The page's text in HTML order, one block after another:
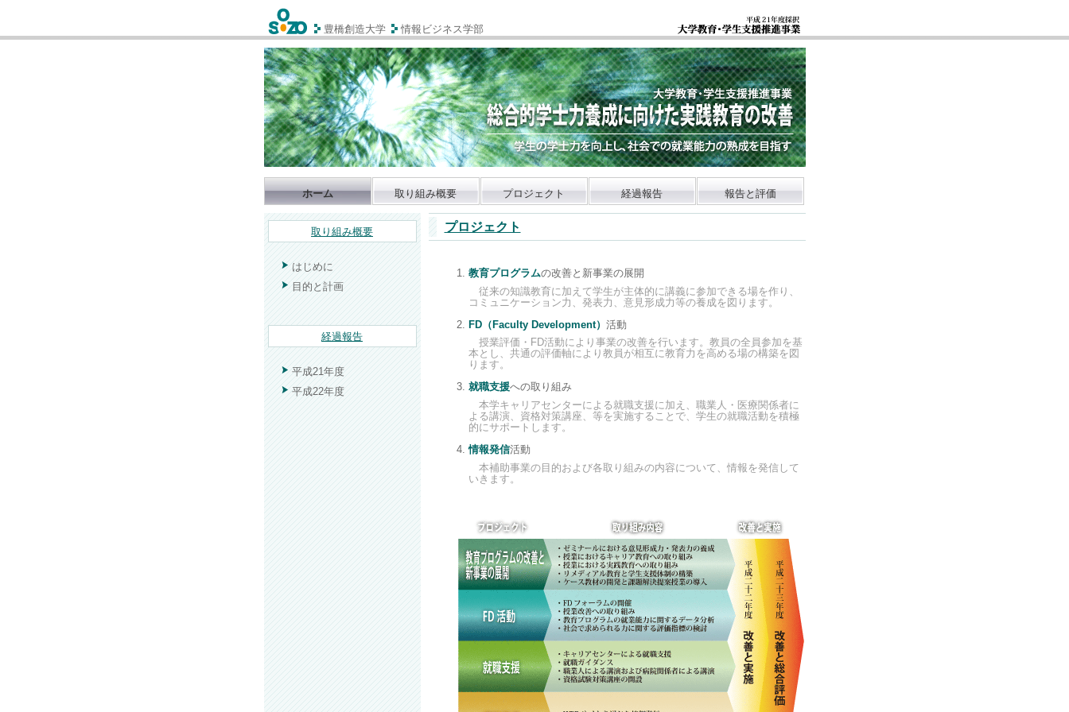
豊橋創造大学 情報ビジネス学部
ホーム 取り組み概要 プロジェクト 経過報告 報告と評価
取り組み概要
はじめに
目的と計画
経過報告
平成21年度
平成22年度
プロジェクト
教育プログラムの改善と新事業の展開
従来の知識教育に加えて学生が主体的に講義に参加できる場を作り、
コミュニケーション力、発表力、意見形成力等の養成を図ります。
FD（Faculty Development） 活動
授業評価・FD活動により事業の改善を行います。教員の全員参加を基
本とし、共通の評価軸により教員が相互に教育力を高める場の構築を図
ります。
就職支援への取り組み
本学キャリアセンターによる就職支援に加え、職業人・医療関係者に
よる講演、資格対策講座、等を実施することで、学生の就職活動を積極
的にサポートします。
情報発信活動
本補助事業の目的および各取り組みの内容について、情報を発信して
いきます。